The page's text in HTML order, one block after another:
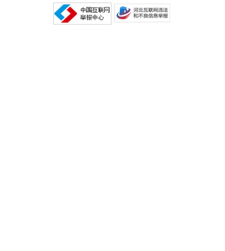
音乐无人驾驶
幸运992